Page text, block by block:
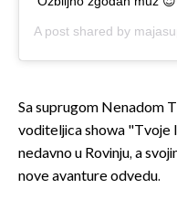
A post shared by
Sa suprugom Nenadom
voditeljica showa "Tvoje
nedavno u Rovinju, a
nove avanture odvedu.